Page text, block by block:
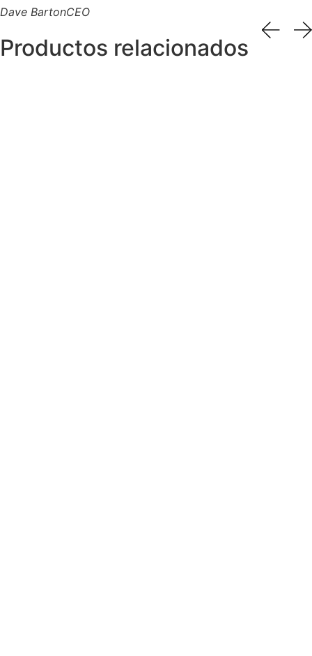
Dave BartonCEO
Productos relacionados